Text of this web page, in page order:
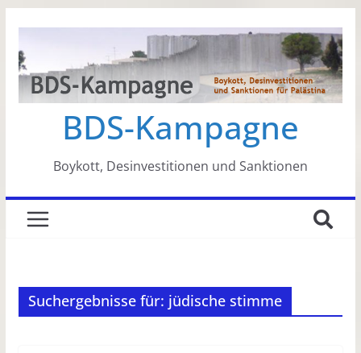
springen
BDS-Kampagne
Boykott, Desinvestitionen und Sanktionen
Suchergebnisse für: jüdische stimme